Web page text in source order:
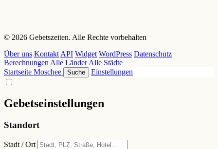
© 2026 Gebetszeiten. Alle Rechte vorbehalten
Über uns Kontakt API Widget WordPress Datenschutz
Berechnungen Alle Länder Alle Städte
Startseite Moschee Suche Einstellungen
Gebetseinstellungen
Standort
Stadt / Ort